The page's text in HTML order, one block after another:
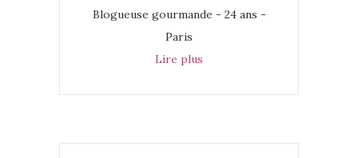
Blogueuse gourmande - 24 ans -
Paris
Lire plus